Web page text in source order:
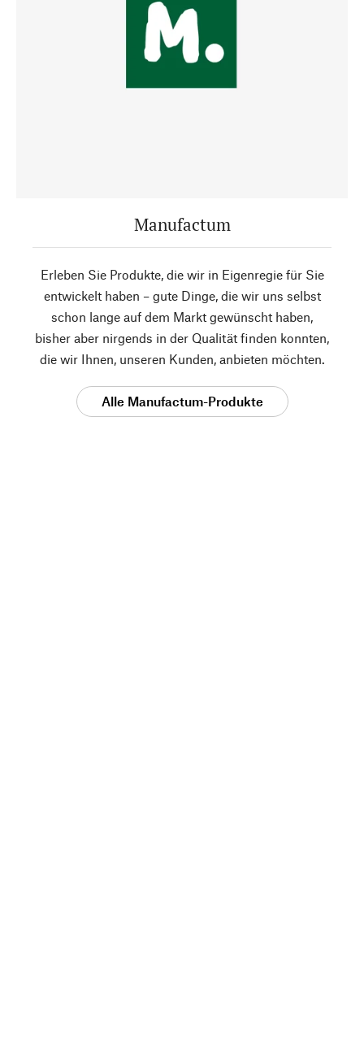
Manufactum
Erleben Sie Produkte, die wir in Eigenregie für Sie
entwickelt haben – gute Dinge, die wir uns selbst
schon lange auf dem Markt gewünscht haben,
bisher aber nirgends in der Qualität finden konnten,
die wir Ihnen, unseren Kunden, anbieten möchten.
Alle Manufactum-Produkte